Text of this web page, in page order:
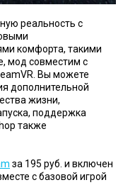
реальность с
комфорта, такими
мод совместим с
Вы можете
дополнительной
жизни,
поддержка
также
за 195 руб. и включен
с базовой игрой